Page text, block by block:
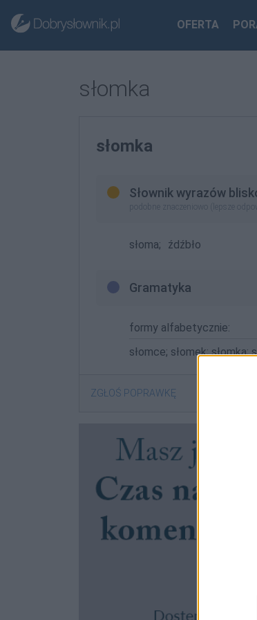
OFERTA
słomka
słomka
Słownik wyrazów
podobne znaczeniowo (lepsze
słoma; źdźbło
Gramatyka
formy alfabetycznie:
słomce; słomek; słomka;
ZGŁOŚ POPRAWKĘ